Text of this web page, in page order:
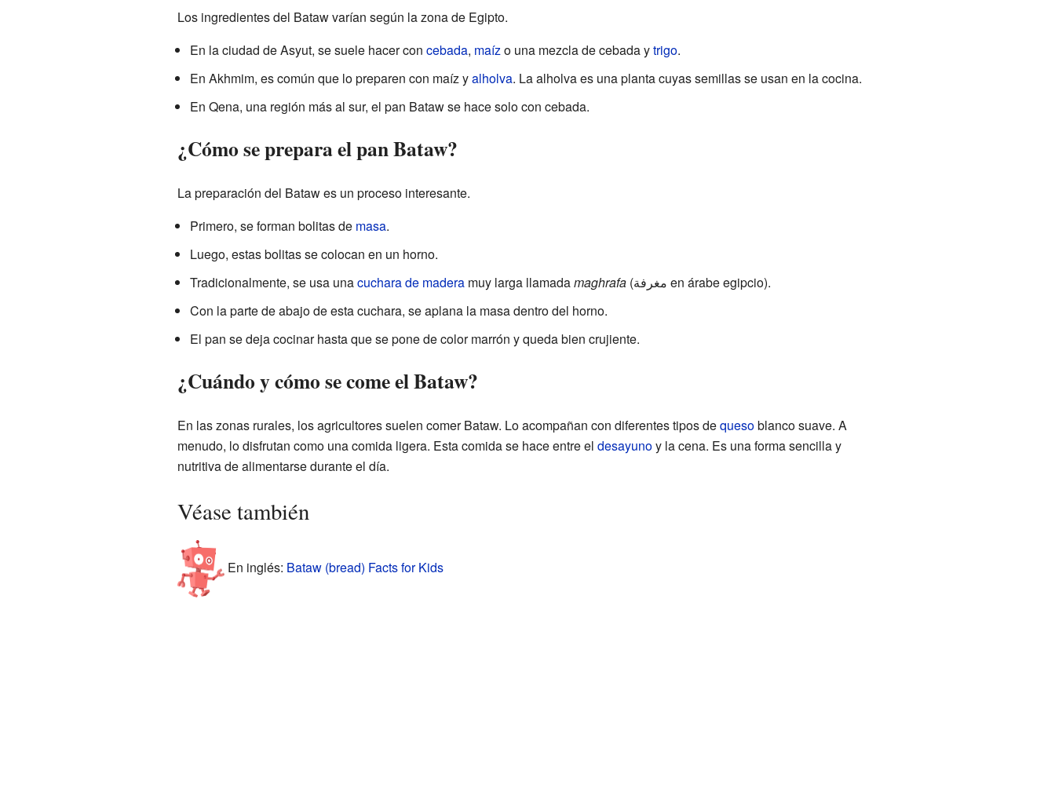
Los ingredientes del Bataw varían según la zona de Egipto.
En la ciudad de Asyut, se suele hacer con cebada, maízo una mezcla de cebada ytrigo.
En Akhmim, es común que lo preparen con maíz yalholva. La alholva es una planta cuyas semillas se usan en la cocina.
En Qena, una región más al sur, el pan Bataw se hace solo con cebada.
¿Cómo se prepara el pan Bataw?
La preparación del Bataw es un proceso interesante.
Primero, se forman bolitas de masa.
Luego, estas bolitas se colocan en un horno.
Tradicionalmente, se usa unacuchara de maderamuy larga llamadamaghrafa
(مغرفة en árabe egipcio).
Con la parte de abajo de esta cuchara, se aplana la masa dentro del horno.
El pan se deja cocinar hasta que se pone de color marrón y queda bien crujiente.
¿Cuándo y cómo se come el Bataw?
En las zonas rurales, los agricultores suelen comer Bataw. Lo acompañan con diferentes tipos dequesoblanco suave. A
menudo, lo disfrutan como una comida ligera. Esta comida se hace entre el desayunoy la cena. Es una forma sencilla y
nutritiva de alimentarse durante el día.
Véase también
En inglés: Bataw (bread) Facts for Kids